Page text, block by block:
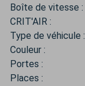
Boîte de vitesse :
CRIT'AIR :
Type de véhicule :
Couleur :
Portes :
Places :